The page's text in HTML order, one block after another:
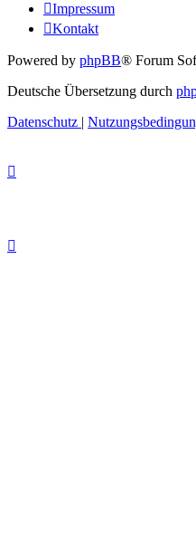
Impressum
Kontakt
Powered by phpBB® Forum
Deutsche Übersetzung durch
Datenschutz